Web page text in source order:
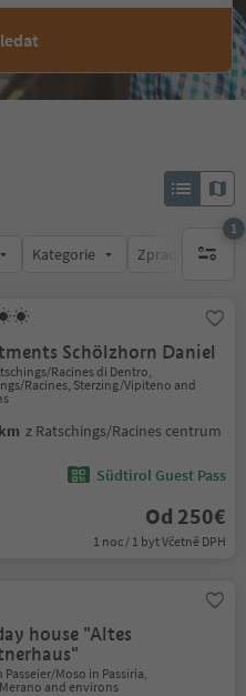
Kategorie Zpracovává
1
1
Schölzhorn Daniel
Racines di Dentro,
Racines, Sterzing/Vipiteno and
z Ratschings/Racines centrum
Südtirol Guest Pass
Od 250€
1 noc / 1 byt Včetně DPH
house "Altes
Passeier/Moso in Passiria,
and environs